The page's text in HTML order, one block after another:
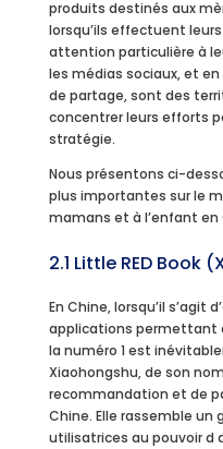
produits destinés aux
lorsqu’ils effectuent
attention particulière à
les médias sociaux, et
de partage, sont des
concentrer leurs efforts
stratégie.
Nous présentons ci-
plus importantes sur le
mamans et à l’enfant en
2.1 Little RED Book
En Chine, lorsqu’il s’agit
applications permettant
la numéro 1 est
Xiaohongshu, de son
recommandation et de
Chine. Elle rassemble un
utilisatrices au pouvoir d